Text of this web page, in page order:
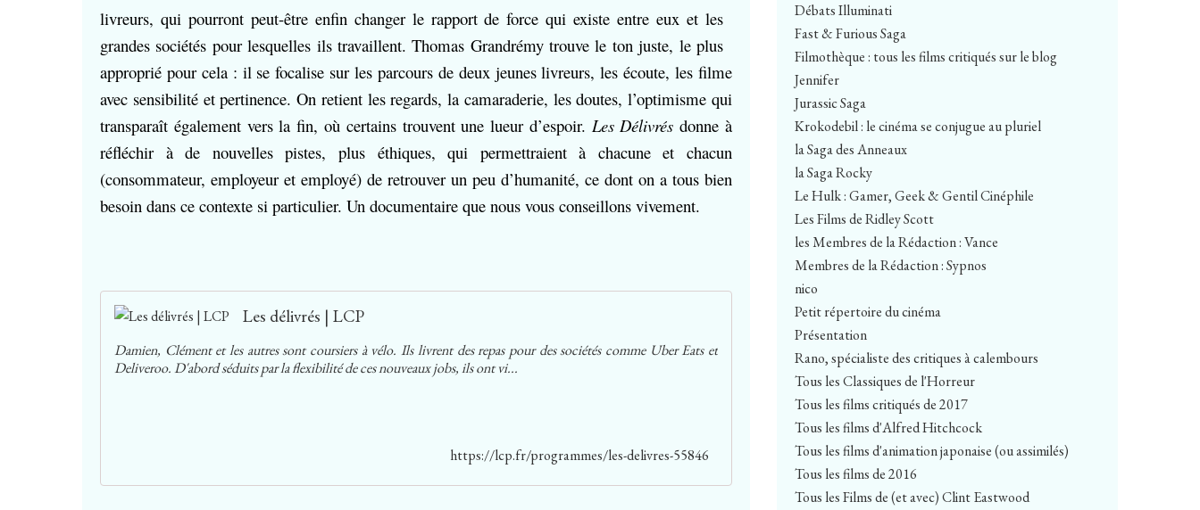
livreurs, qui pourront peut-être enfin changer le rapport de force qui existe entre eux et les
grandes sociétés pour lesquelles ils travaillent. Thomas Grandrémy trouve le ton juste, le plus
approprié pour cela : il se focalise sur les parcours de deux jeunes livreurs, les écoute, les filme
avec sensibilité et pertinence. On retient les regards, la camaraderie, les doutes, l’optimisme qui
transparaît également vers la fin, où certains trouvent une lueur d’espoir. Les Délivrés donne à
réfléchir à de nouvelles pistes, plus éthiques, qui permettraient à chacune et chacun
(consommateur, employeur et employé) de retrouver un peu d’humanité, ce dont on a tous bien
besoin dans ce contexte si particulier. Un documentaire que nous vous conseillons vivement.
Les délivrés | LCP
Damien, Clément et les autres sont coursiers à vélo. Ils livrent des repas pour des sociétés comme Uber Eats et
Deliveroo. D'abord séduits par la flexibilité de ces nouveaux jobs, ils ont vi...
https://lcp.fr/programmes/les-delivres-55846
Débats Illuminati
Fast & Furious Saga
Filmothèque : tous les films critiqués sur le blog
Jennifer
Jurassic Saga
Krokodebil : le cinéma se conjugue au pluriel
la Saga des Anneaux
la Saga Rocky
Le Hulk : Gamer, Geek & Gentil Cinéphile
Les Films de Ridley Scott
les Membres de la Rédaction : Vance
Membres de la Rédaction : Sypnos
nico
Petit répertoire du cinéma
Présentation
Rano, spécialiste des critiques à calembours
Tous les Classiques de l'Horreur
Tous les films critiqués de 2017
Tous les films d'Alfred Hitchcock
Tous les films d'animation japonaise (ou assimilés)
Tous les films de 2016
Tous les Films de (et avec) Clint Eastwood